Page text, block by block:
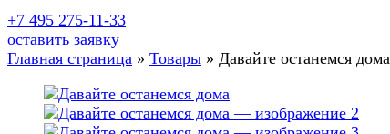
+7 495 275-11-33
оставить заявку
Главная страница » Товары » Давайте останемся дома